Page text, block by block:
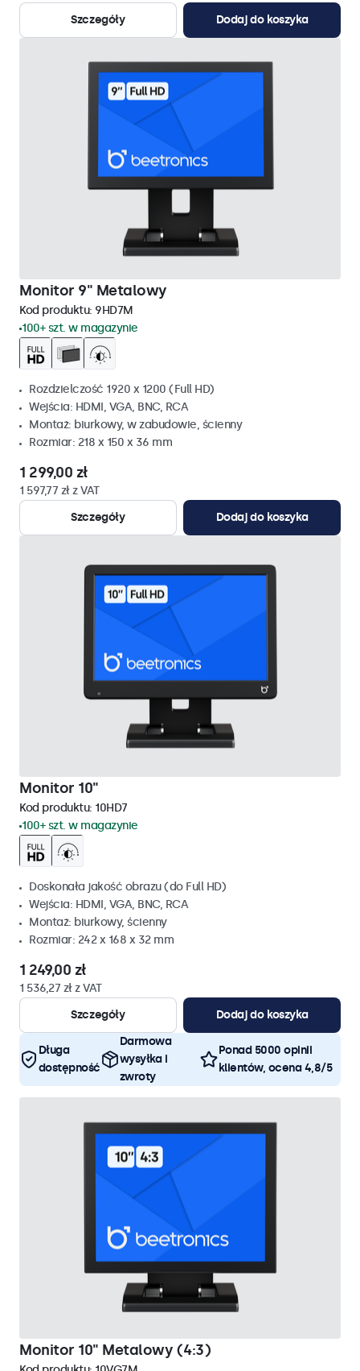
Szczegóły
Dodaj do koszyka
Monitor 9" Metalowy
Kod produktu: 9HD7M
100+ szt. w magazynie
Rozdzielczość 1920 x 1200 (Full HD)
Wejścia: HDMI, VGA, BNC, RCA
Montaż: biurkowy, w zabudowie, ścienny
Rozmiar: 218 x 150 x 36 mm
1 299,00 zł
1 597,77 zł z VAT
Szczegóły
Dodaj do koszyka
Monitor 10"
Kod produktu: 10HD7
100+ szt. w magazynie
Doskonała jakość obrazu (do Full HD)
Wejścia: HDMI, VGA, BNC, RCA
Montaż: biurkowy, ścienny
Rozmiar: 242 x 168 x 32 mm
1 249,00 zł
1 536,27 zł z VAT
Szczegóły
Dodaj do koszyka
Długa
dostępność
Darmowa
wysyłka i
zwroty
Ponad 5000 opinii
klientów, ocena 4,8/5
Monitor 10" Metalowy (4:3)